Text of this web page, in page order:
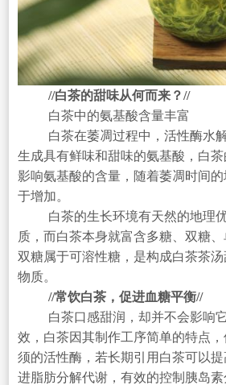
//白茶的甜味从何而来？//
白茶中的氨基酸含量丰富
白茶在萎凋过程中，活性酶水
生成具有鲜味和甜味的氨基酸，白
影响氨基酸的含量，随着萎凋时间
于增加。
白茶的生长环境有天然的地理
质，而白茶本身就富含多糖、双糖、
双糖属于可溶性糖，是构成白茶茶
物质。
//常饮白茶，促进血糖平衡//
白茶口感甜润，却并不会影响
效，白茶因其制作工序简单的特点
须的活性酶，若长期引用白茶可以
进脂肪分解代谢，有效的控制胰岛